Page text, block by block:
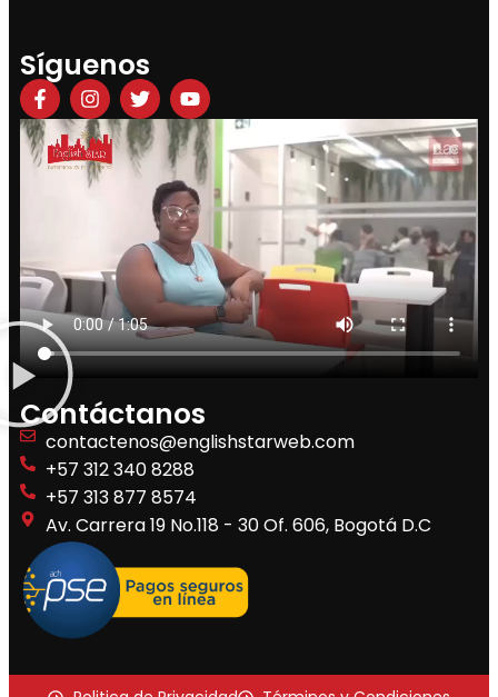
Síguenos
Contáctanos
contactenos@englishstarweb.com
+57 312 340 8288
+57 313 877 8574
Av. Carrera 19 No.118 - 30 Of. 606, Bogotá D.C